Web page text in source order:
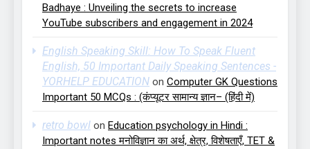
Badhaye : Unveiling the secrets to increase
YouTube subscribers and engagement in 2024
English Speaking Skill: How To Speak Fluent
English, 50 Important Daily Speaking Sentences -
YORHELP EDUCATION on Computer GK Questions
Important 50 MCQs : (कंप्यूटर सामान्य ज्ञान– (हिंदी में)
retro bowl on Education psychology in Hindi :
Important notes मनोविज्ञान का अर्थ, क्षेत्र, विशेषताएँ, TET &